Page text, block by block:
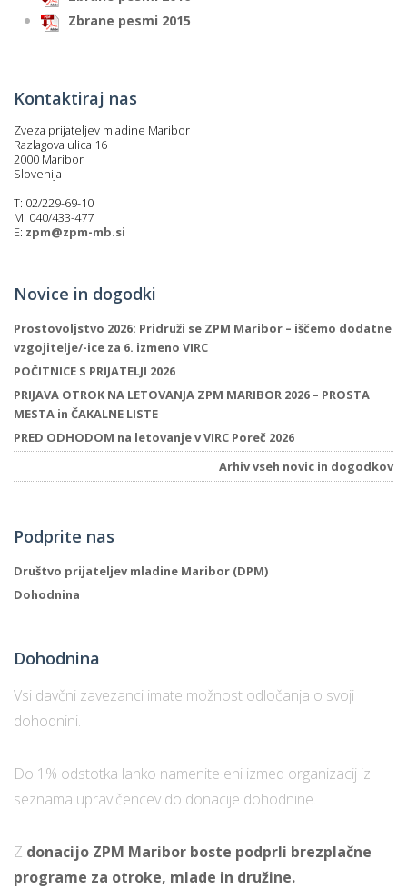
Zbrane pesmi 2015
Kontaktiraj nas
Zveza prijateljev mladine Maribor
Razlagova ulica 16
2000 Maribor
Slovenija
T: 02/229-69-10
M: 040/433-477
E: zpm@zpm-mb.si
Novice in dogodki
Prostovoljstvo 2026: Pridruži se ZPM Maribor – iščemo dodatne
vzgojitelje/-ice za 6. izmeno VIRC
POČITNICE S PRIJATELJI 2026
PRIJAVA OTROK NA LETOVANJA ZPM MARIBOR 2026 – PROSTA
MESTA in ČAKALNE LISTE
PRED ODHODOM na letovanje v VIRC Poreč 2026
Arhiv vseh novic in dogodkov
Podprite nas
Društvo prijateljev mladine Maribor (DPM)
Dohodnina
Dohodnina
Vsi davčni zavezanci imate možnost odločanja o svoji
dohodnini.
Do 1% odstotka lahko namenite eni izmed organizacij iz
seznama upravičencev do donacije dohodnine.
Z donacijo ZPM Maribor boste podprli brezplačne
programe za otroke, mlade in družine.